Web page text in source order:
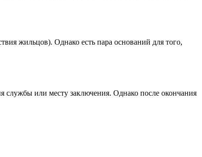
жильцов). Однако есть пара оснований для того,
или месту заключения. Однако после окончания